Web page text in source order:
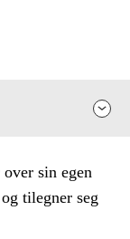
sin egen
tilegner seg